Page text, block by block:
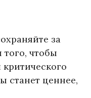
за
чтобы
станет ценнее,